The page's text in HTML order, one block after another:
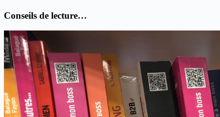
Conseils de lecture…